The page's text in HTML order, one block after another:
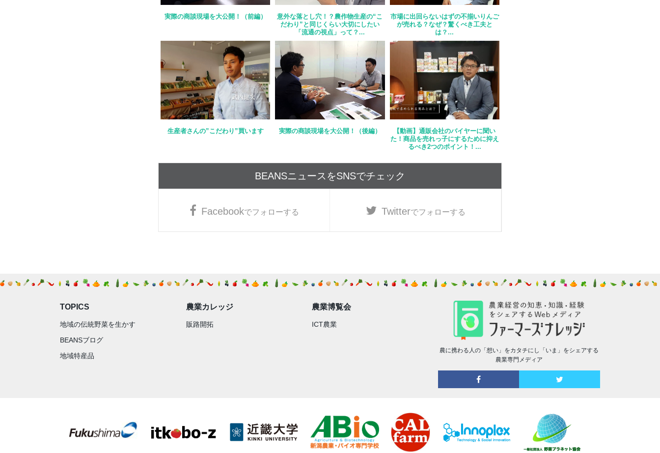
実際の商談現場を大公開！（前編）
意外な落とし穴！？農作物生産の“こ
だわり”と同じくらい大切にしたい
「流通の視点」って？...
市場に出回らないはずの不揃いりんご
が売れる？なぜ？驚くべき工夫と
は？...
生産者さんの”こだわり”買います 実際の商談現場を大公開！（後編）
【動画】通販会社のバイヤーに聞い
た！商品を売れっ子にするために抑え
るべき2つのポイント！...
BEANSニュースをSNSでチェック
Facebookでフォローする Twitterでフォローする
TOPICS
地域の伝統野菜を生かす
BEANSブログ
地域特産品
農業カレッジ
販路開拓
農業博覧会
ICT農業
農に携わる人の「想い」をカタチにし「いま」をシェアする
農業専門メディア